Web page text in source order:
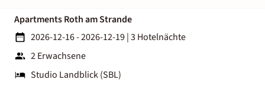
Apartments Roth am Strande
2026-12-16 - 2026-12-19|3 Hotelnächte
2 Erwachsene
Studio Landblick (SBL)